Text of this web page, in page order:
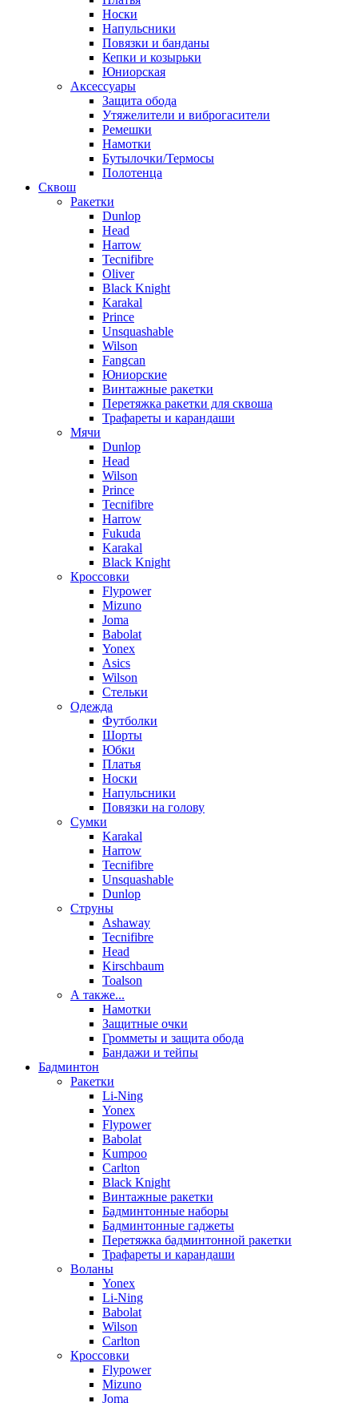
Носки
Напульсники
Повязки и банданы
Кепки и козырьки
Юниорская
Аксессуары
Защита обода
Утяжелители и виброгасители
Ремешки
Намотки
Бутылочки/Термосы
Полотенца
Сквош
Ракетки
Dunlop
Head
Harrow
Tecnifibre
Oliver
Black Knight
Karakal
Prince
Unsquashable
Wilson
Fangcan
Юниорские
Винтажные ракетки
Перетяжка ракетки для сквоша
Трафареты и карандаши
Мячи
Dunlop
Head
Wilson
Prince
Tecnifibre
Harrow
Fukuda
Karakal
Black Knight
Кроссовки
Flypower
Mizuno
Joma
Babolat
Yonex
Asics
Wilson
Стельки
Одежда
Футболки
Шорты
Юбки
Платья
Носки
Напульсники
Повязки на голову
Сумки
Karakal
Harrow
Tecnifibre
Unsquashable
Dunlop
Струны
Ashaway
Tecnifibre
Head
Kirschbaum
Toalson
А также...
Намотки
Защитные очки
Громметы и защита обода
Бандажи и тейпы
Бадминтон
Ракетки
Li-Ning
Yonex
Flypower
Babolat
Kumpoo
Carlton
Black Knight
Винтажные ракетки
Бадминтонные наборы
Бадминтонные гаджеты
Перетяжка бадминтонной ракетки
Трафареты и карандаши
Воланы
Yonex
Li-Ning
Babolat
Wilson
Carlton
Кроссовки
Flypower
Mizuno
Joma